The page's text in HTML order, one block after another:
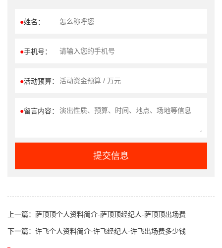
●姓名：
●手机号：
●活动预算：
●留言内容：
提交信息
上一篇： 萨顶顶个人资料简介-萨顶顶经纪人-萨顶顶出场费
下一篇： 许飞个人资料简介-许飞经纪人-许飞出场费多少钱